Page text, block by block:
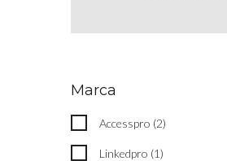
Marca
Accesspro (2)
Linkedpro (1)